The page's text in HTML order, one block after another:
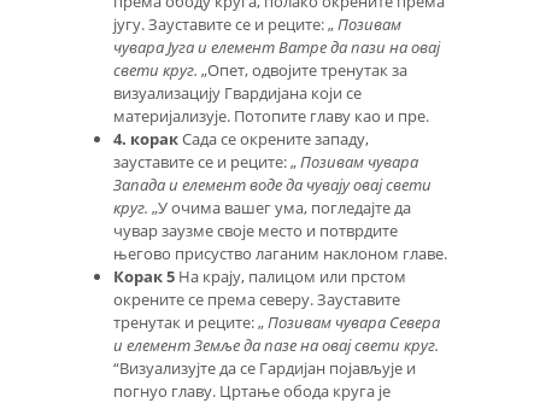
југу. Зауставите се и реците: „Позивам
чувара Југа и елемент Ватре да пази на овај
свети круг. „Опет, одвојите тренутак за
визуализацију Гвардијана који се
материјализује. Потопите главу као и пре.
4. коракСада се окрените западу,
зауставите се и реците: „Позивам чувара
Запада и елемент воде да чувају овај свети
круг. „У очима вашег ума, погледајте да
чувар заузме своје место и потврдите
његово присуство лаганим наклоном главе.
Корак 5 На крају, палицом или прстом
окрените се према северу. Зауставите
тренутак и реците: „Позивам чувара Севера
и елемент Земље да пазе на овај свети круг.
“Визуализујте да се Гардијан појављује и
погнуо главу. Цртање обода круга је